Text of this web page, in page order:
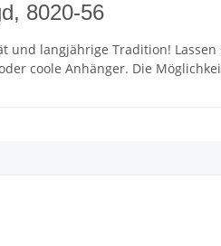
8020-56
und langjährige Tradition!
coole Anhänger. Die